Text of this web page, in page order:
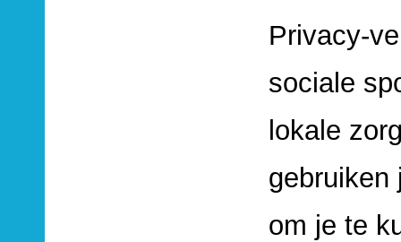
Privacy-
sociale
lokale
gebruiken
om je te